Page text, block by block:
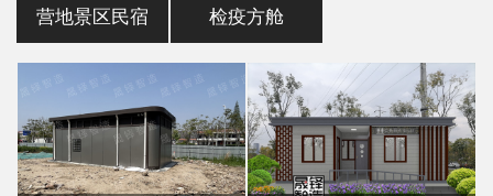
营地景区民宿 检疫方舱